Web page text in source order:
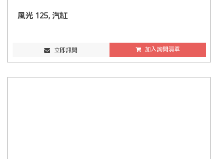
風光 125, 汽缸
立即訊問 加入詢問清單